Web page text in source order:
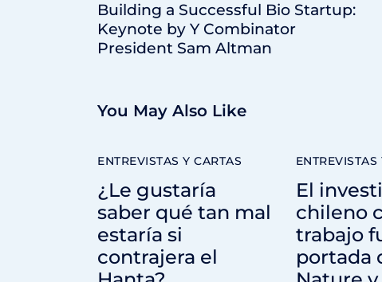
Building a Successful Bio Startup:
Keynote by Y Combinator
President Sam Altman
You May Also Like
ENTREVISTAS Y CARTAS
¿Le gustaría
saber qué tan mal
estaría si
contrajera el
ENTREVISTAS
El
chileno
trabajo
portada